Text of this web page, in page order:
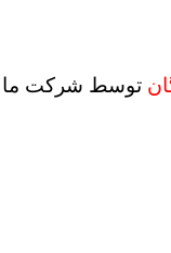
توسط شرکت ما